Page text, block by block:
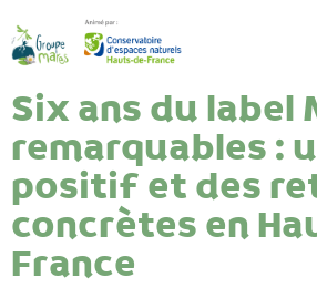
Six ans du label
remarquables :
positif et des
concrètes en
France